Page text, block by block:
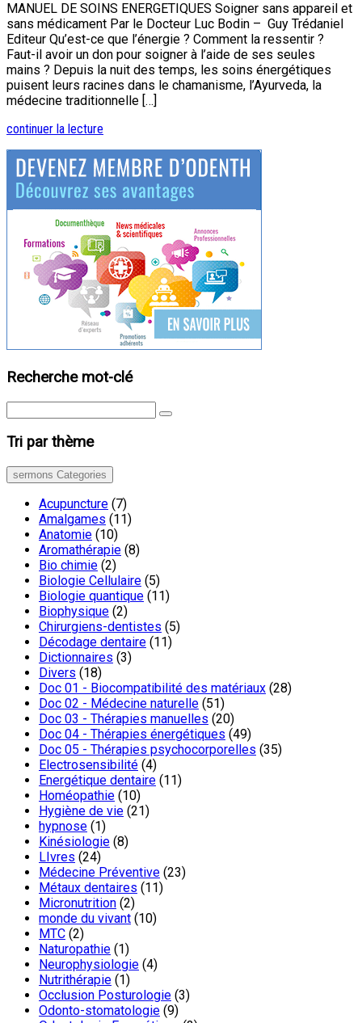
MANUEL DE SOINS ENERGETIQUES Soigner sans appareil et
sans médicament Par le Docteur Luc Bodin – Guy Trédaniel
Editeur Qu’est-ce que l’énergie ? Comment la ressentir ?
Faut-il avoir un don pour soigner à l’aide de ses seules
mains ? Depuis la nuit des temps, les soins énergétiques
puisent leurs racines dans le chamanisme, l’Ayurveda, la
médecine traditionnelle […]
continuer la lecture
Recherche mot-clé
Tri par thème
sermons Categories
Acupuncture (7)
Amalgames (11)
Anatomie (10)
Aromathérapie (8)
Bio chimie (2)
Biologie Cellulaire (5)
Biologie quantique (11)
Biophysique (2)
Chirurgiens-dentistes (5)
Décodage dentaire (11)
Dictionnaires (3)
Divers (18)
Doc 01 - Biocompatibilité des matériaux (28)
Doc 02 - Médecine naturelle (51)
Doc 03 - Thérapies manuelles (20)
Doc 04 - Thérapies énergétiques (49)
Doc 05 - Thérapies psychocorporelles (35)
Electrosensibilité (4)
Energétique dentaire (11)
Homéopathie (10)
Hygiène de vie (21)
hypnose (1)
Kinésiologie (8)
LIvres (24)
Médecine Préventive (23)
Métaux dentaires (11)
Micronutrition (2)
monde du vivant (10)
MTC (2)
Naturopathie (1)
Neurophysiologie (4)
Nutrithérapie (1)
Occlusion Posturologie (3)
Odonto-stomatologie (9)